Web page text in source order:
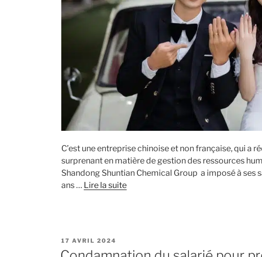
C’est une entreprise chinoise et non française, qui a
surprenant en matière de gestion des ressources
Shandong Shuntian Chemical Group a imposé à ses
ans … Lire la suite
PUBLIÉ
LE
17 AVRIL 2024